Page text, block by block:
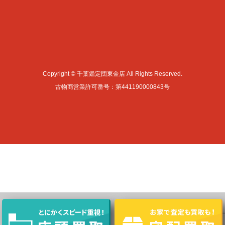
Copyright © 千葉鑑定団東金店 All Rights Reserved.
古物商営業許可番号：第441190000843号